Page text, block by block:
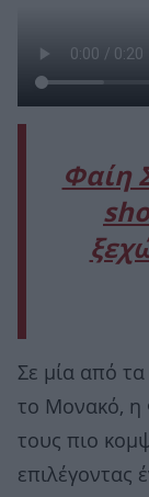
Φαίη
Σε μία από
το Μονακό, η
τους πιο
επιλέγοντας